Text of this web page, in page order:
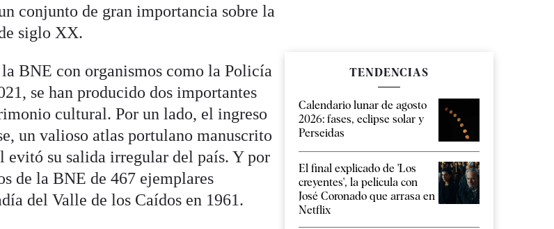
conjunto de gran importancia sobre la
siglo XX.
BNE con organismos como la Policía
se han producido dos importantes
cultural. Por un lado, el ingreso
un valioso atlas portulano manuscrito
su salida irregular del país. Y por
de la BNE de 467 ejemplares
del Valle de los Caídos en 1961.
TENDENCIAS
Calendario lunar de agosto
2026: fases, eclipse solar y
Perseidas
El final explicado de 'Los
creyentes', la película con
José Coronado que arrasa en
Netflix